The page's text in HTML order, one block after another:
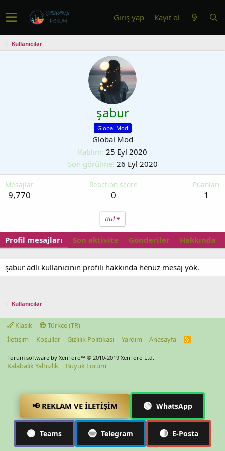
Giriş yap Kayıt ol
Kullanıcılar
şabur
Global Mod
Global Mod
Katılım 25 Eyl 2020
Son görülme 26 Eyl 2020
Mesajlar
9,770
Reaction score
0
Puanları
1
Bul
Profil mesajları Son aktivite Gönderiler Hakkında
şabur adlı kullanıcının profili hakkında henüz mesaj yok.
Kullanıcılar
Klasik
Türkçe (TR)
İletişim
Koşullar Gizlilik Politikası Yardım Anasayfa
R
Forum software by XenForo™ © 2010-2019 XenForo Ltd.
Kalabalık Yalnızlık Büyük Forum
📢 REKLAM VE İLETIŞIM 🟢 WhatsApp
🟣 Teams 🔵 Telegram 🔴 E-Posta